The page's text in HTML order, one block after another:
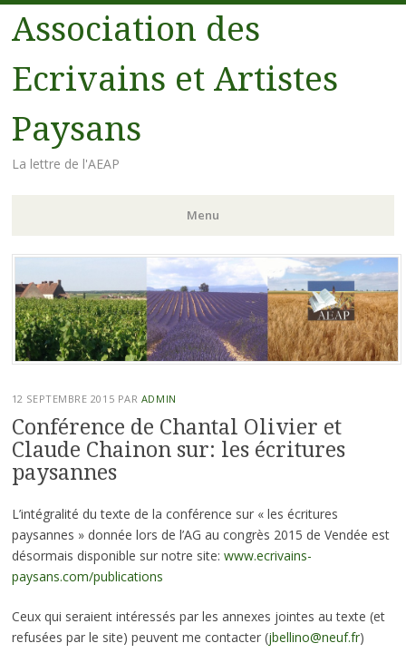
Association des
Ecrivains et Artistes
Paysans
La lettre de l'AEAP
Menu
Aller au contenu principal
12 SEPTEMBRE 2015 PAR ADMIN
Conférence de Chantal Olivier et
Claude Chainon sur: les écritures
paysannes
L’intégralité du texte de la conférence sur « les écritures
paysannes » donnée lors de l’AG au congrès 2015 de Vendée est
désormais disponible sur notre site: www.ecrivains-
paysans.com/publications
Ceux qui seraient intéressés par les annexes jointes au texte (et
refusées par le site) peuvent me contacter (jbellino@neuf.fr)